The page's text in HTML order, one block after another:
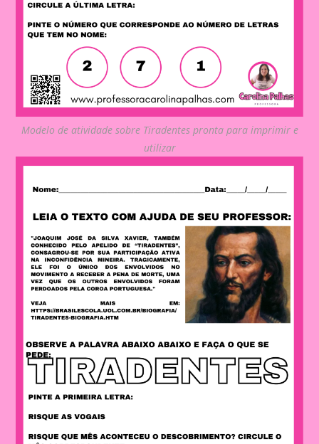
Modelo de atividade sobre Tiradentes pronta para imprimir e
utilizar